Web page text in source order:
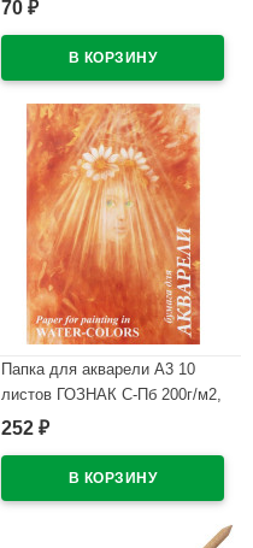
В наличии
70 ₽
Папка для акварели А3 10
листов ГОЗНАК С-Пб 200г/м2,
ФЛОРА арт.ПА3/10
252 ₽